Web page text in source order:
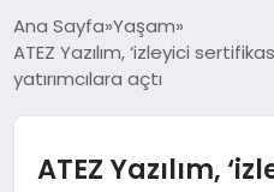
EKONOMI
Ana Sayfa Yaşam
ATEZ Yazılım, ‘izleyici
yatırımcılara açtı
ATEZ Yazılım,